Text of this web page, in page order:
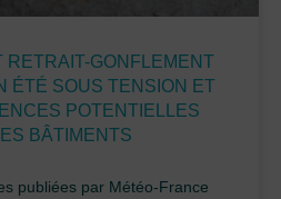
RETRAIT-GONFLEMENT
ÉTÉ SOUS TENSION ET
POTENTIELLES
BÂTIMENTS
publiées par Météo-France